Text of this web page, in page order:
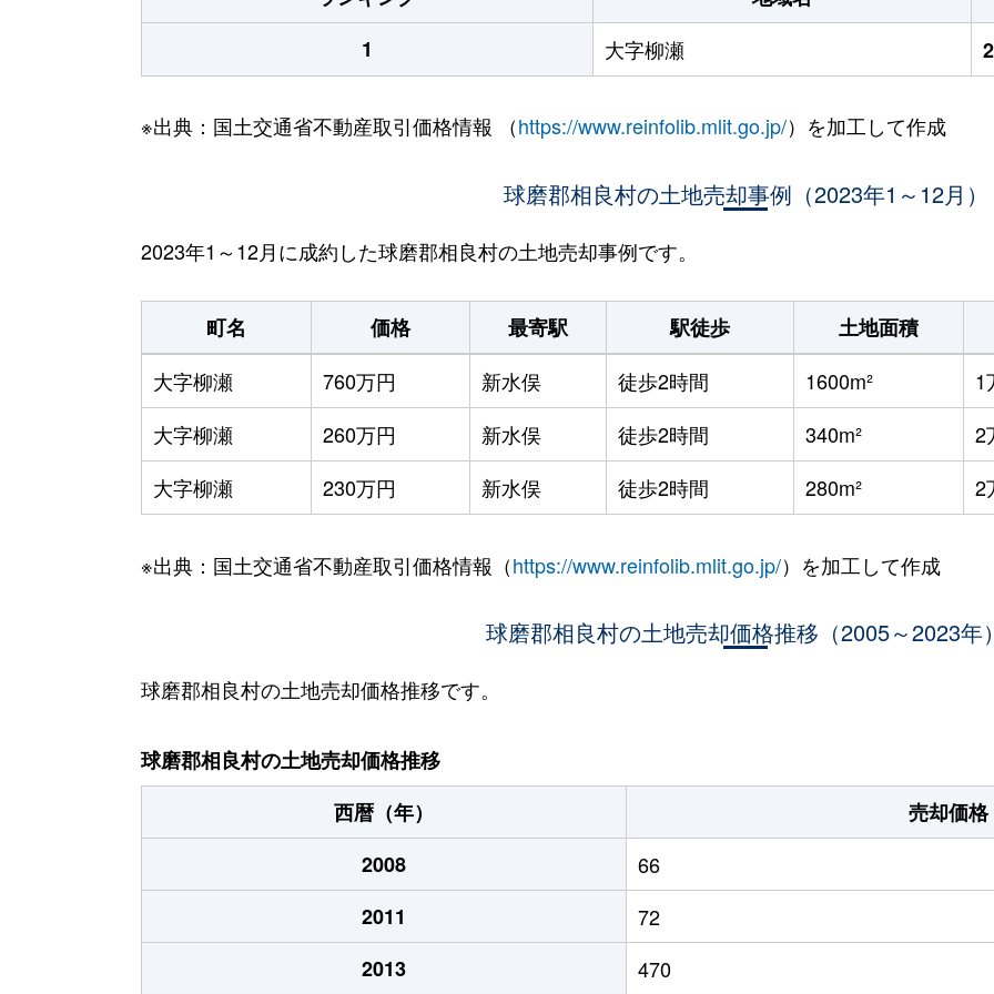
1
大字柳瀬
※出典：国土交通省不動産取引価格情報 （https://www.reinfolib.mlit.go.jp/）を加工して作成
球磨郡相良村の土地売却事例（2023年1～12月）
2023年1～12月に成約した球磨郡相良村の土地売却事例です。
町名 価格 最寄駅 駅徒歩 土地面積
大字柳瀬
760万円 新水俣 徒歩2時間 1600m² 1
大字柳瀬
260万円 新水俣 徒歩2時間 340m² 2
大字柳瀬
230万円 新水俣 徒歩2時間 280m² 2
※出典：国土交通省不動産取引価格情報（https://www.reinfolib.mlit.go.jp/）を加工して作成
球磨郡相良村の土地売却価格推移（2005～2023年）
球磨郡相良村の土地売却価格推移です。
球磨郡相良村の土地売却価格推移
西暦（年）
売却価格
2008
66
2011
72
2013
470